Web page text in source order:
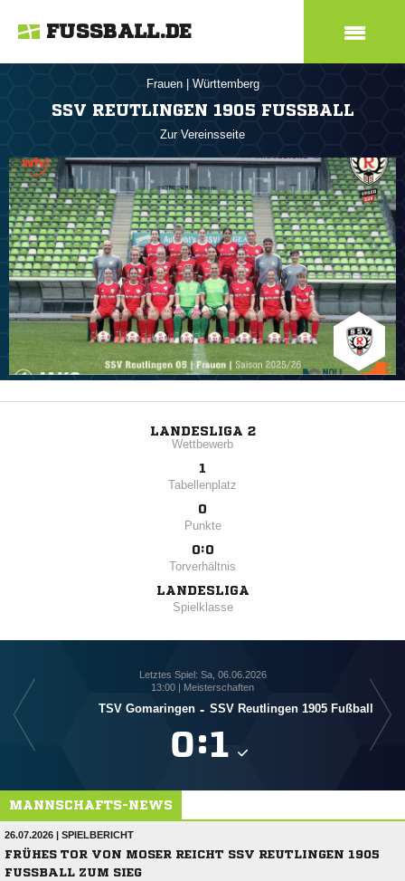
FUSSBALL.DE
Frauen Württemberg
SSV REUTLINGEN 1905 FUSSBALL
Zur Vereinsseite
LANDESLIGA 2
Wettbewerb
1
Tabellenplatz
0
Punkte
0:0
Torverhältnis
LANDESLIGA
Spielklasse
Letztes Spiel: Sa, 06.06.2026
13:00 | Meisterschaften
TSV Gomaringen - SSV Reutlingen 1905 Fußball
:
MANNSCHAFTS-NEWS
26.07.2026 | SPIELBERICHT
FRÜHES TOR VON MOSER REICHT SSV REUTLINGEN 1905
FUSSBALL ZUM SIEG